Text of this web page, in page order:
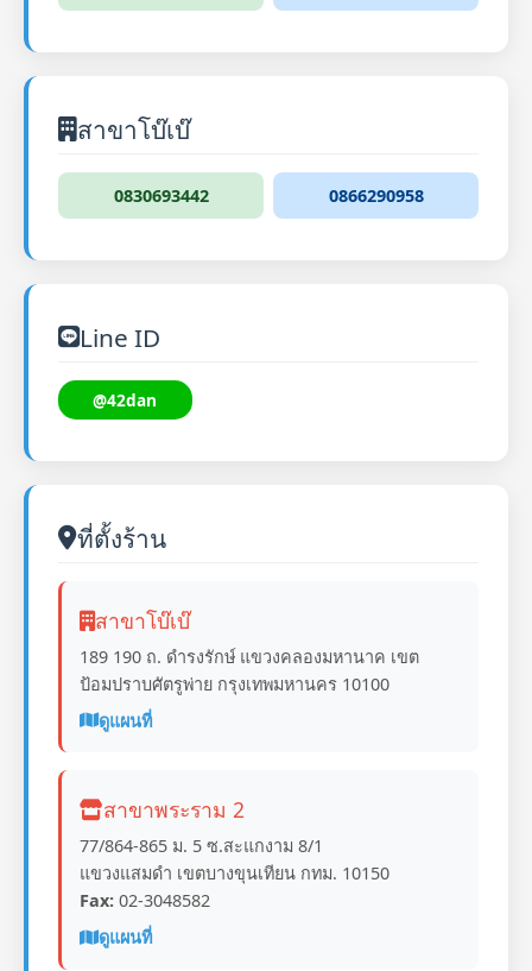
สาขาโบ๊เบ๊
0830693442 0866290958
Line ID
@42dan
ที่ตั้งร้าน
สาขาโบ๊เบ๊
189 190 ถ. ดำรงรักษ์ แขวงคลองมหานาค เขต
ป้อมปราบศัตรูพ่าย กรุงเทพมหานคร 10100
ดูแผนที่
สาขาพระราม 2
77/864-865 ม. 5 ซ.สะแกงาม 8/1
แขวงแสมดำ เขตบางขุนเทียน กทม. 10150
Fax: 02-3048582
ดูแผนที่